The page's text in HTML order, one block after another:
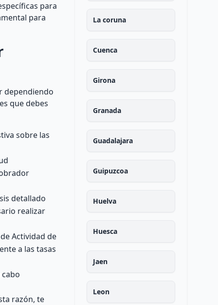
para
para
dependiendo
que debes
sobre las
detallado
realizar
Actividad de
a las tasas
razón, te
La coruna
Cuenca
Girona
Granada
Guadalajara
Guipuzcoa
Huelva
Huesca
Jaen
Leon